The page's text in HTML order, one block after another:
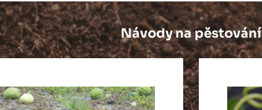
Návody na pěstování